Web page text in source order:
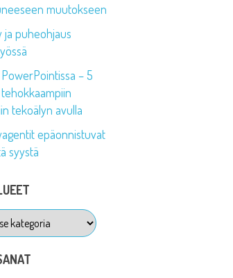
muutokseen
ja puheohjaus
– 5
tekoälyn avulla
epäonnistuvat
syystä